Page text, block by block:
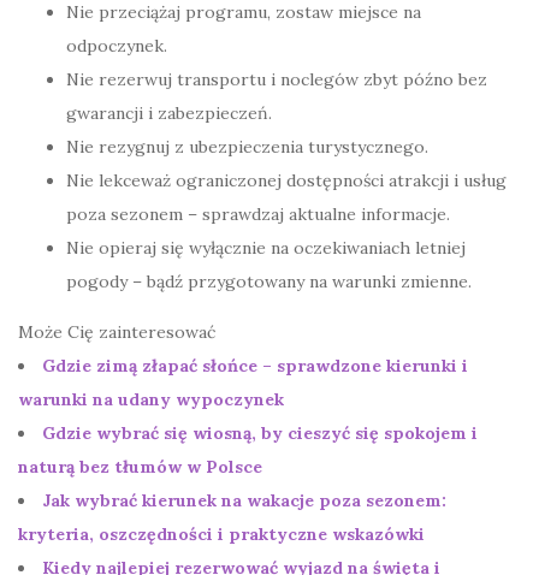
Nie przeciążaj programu, zostaw miejsce na
odpoczynek.
Nie rezerwuj transportu i noclegów zbyt późno bez
gwarancji i zabezpieczeń.
Nie rezygnuj z ubezpieczenia turystycznego.
Nie lekceważ ograniczonej dostępności atrakcji i usług
poza sezonem – sprawdzaj aktualne informacje.
Nie opieraj się wyłącznie na oczekiwaniach letniej
pogody – bądź przygotowany na warunki zmienne.
Może Cię zainteresować
Gdzie zimą złapać słońce – sprawdzone kierunki i
warunki na udany wypoczynek
Gdzie wybrać się wiosną, by cieszyć się spokojem i
naturą bez tłumów w Polsce
Jak wybrać kierunek na wakacje poza sezonem:
kryteria, oszczędności i praktyczne wskazówki
Kiedy najlepiej rezerwować wyjazd na święta i